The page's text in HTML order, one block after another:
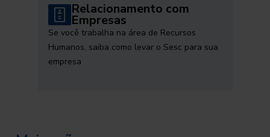
Relacionamento com
Empresas
Se você trabalha na área de Recursos
Humanos, saiba como levar o Sesc para sua
empresa